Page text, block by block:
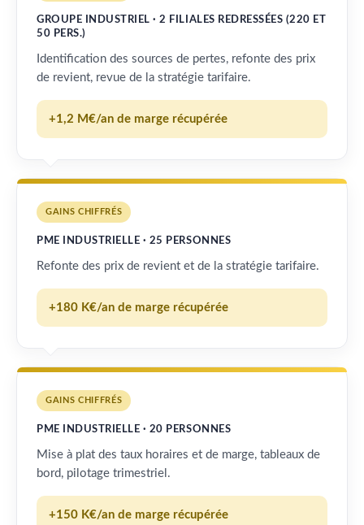
GROUPE INDUSTRIEL · 2 FILIALES REDRESSÉES (220 ET
50 PERS.)
Identification des sources de pertes, refonte des prix
de revient, revue de la stratégie tarifaire.
+1,2 M€/an de marge récupérée
GAINS CHIFFRÉS
PME INDUSTRIELLE · 25 PERSONNES
Refonte des prix de revient et de la stratégie tarifaire.
+180 K€/an de marge récupérée
GAINS CHIFFRÉS
PME INDUSTRIELLE · 20 PERSONNES
Mise à plat des taux horaires et de marge, tableaux de
bord, pilotage trimestriel.
+150 K€/an de marge récupérée